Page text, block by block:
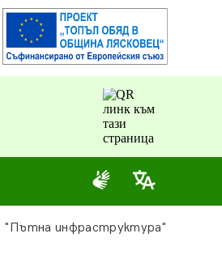
"Пътна инфраструктура"